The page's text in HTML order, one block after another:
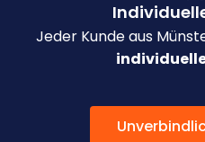
Jeder Kunde aus